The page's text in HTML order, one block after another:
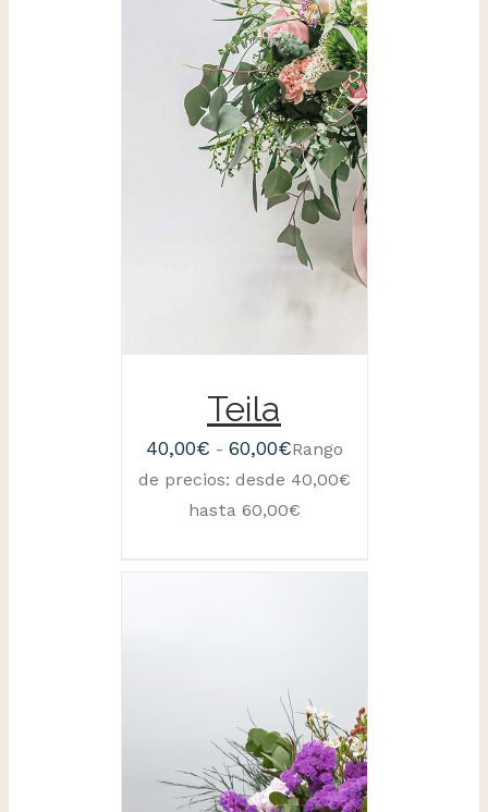
SELECCIONAR
OPCIONES
/
DETALLES
Teila
40,00€ - 60,00€Rango
de precios: desde 40,00€
hasta 60,00€